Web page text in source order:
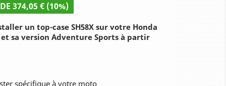
374,05 € (10%)
un top-case SH58X sur votre Honda
sa version Adventure Sports à partir
spécifique à votre moto